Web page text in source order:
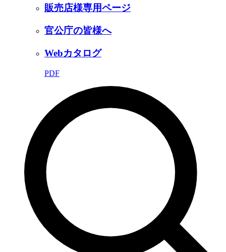
販売店様専用ページ
官公庁の皆様へ
Webカタログ
PDF